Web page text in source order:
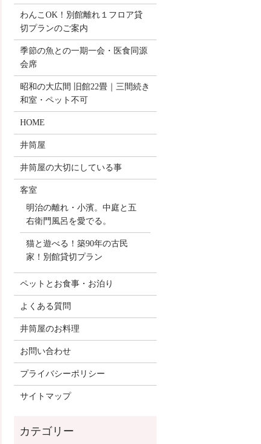
わんこOK！別館離れ１フロア貸
切プランのご案内
季節の魚との一期一会・医食同源
会席
昭和の大広間 旧館22畳｜三間続き
和室・ペット不可
HOME
井筒屋
井筒屋の大切にしている事
客室
明治の離れ・小濱。中庭と五
右衛門風呂を愛でる。
猫と遊べる！築90年の古民
家！別館貸切プラン
ペットとお食事・お泊り
よくある質問
井筒屋のお料理
お問い合わせ
プライバシーポリシー
サイトマップ